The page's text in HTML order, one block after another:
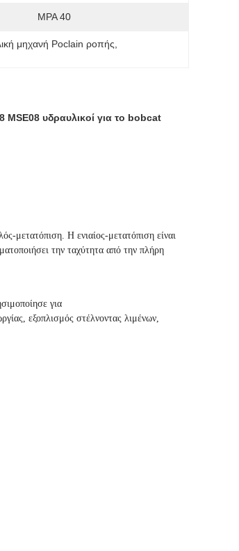
MPA 40
μηχανή Poclain ροπής
υδραυλικοί για το bobcat
μετατόπιση. Η ενιαίος-μετατόπιση είναι
την ταχύτητα από την πλήρη
για
εξοπλισμός στέλνοντας λιμένων,